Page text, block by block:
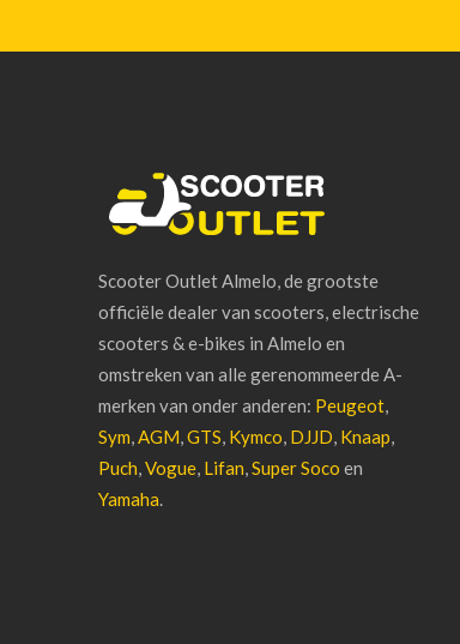
Scooter Outlet Almelo, de grootste
officiële dealer van scooters, electrische
scooters & e-bikes in Almelo en
omstreken van alle gerenommeerde A-
merken van onder anderen: Peugeot,
Sym,AGM,GTS, Kymco, DJJD, Knaap,
Puch,Vogue, Lifan,Super Soco en
Yamaha.